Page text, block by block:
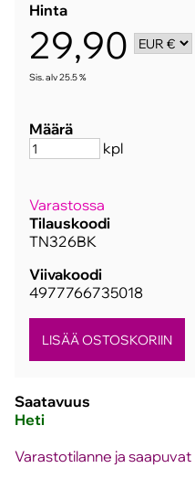
Hinta
29,90
Sis. alv 25.5 %
Määrä
kpl
Varastossa
Tilauskoodi
TN326BK
Viivakoodi
4977766735018
Saatavuus
Heti
Varastotilanne ja saapuvat